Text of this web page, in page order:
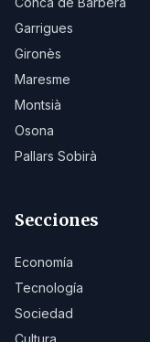
Garrigues
Gironès
Maresme
Montsià
Osona
Pallars Sobirà
Secciones
Economía
Tecnología
Sociedad
Cultura